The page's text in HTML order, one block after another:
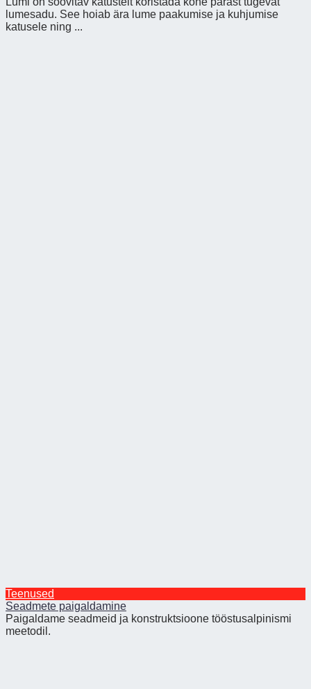
lumesadu. See hoiab ära lume paakumise ja kuhjumise
katusele ning ...
Teenused
Seadmete paigaldamine
Paigaldame seadmeid ja konstruktsioone tööstusalpinismi
meetodil.